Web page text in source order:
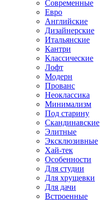
Современные
Евро
Английские
Дизайнерские
Итальянские
Кантри
Классические
Лофт
Модерн
Прованс
Неоклассика
Минимализм
Под старину
Скандинавские
Элитные
Эксклюзивные
Хай-тек
Особенности
Для студии
Для хрущевки
Для дачи
Встроенные